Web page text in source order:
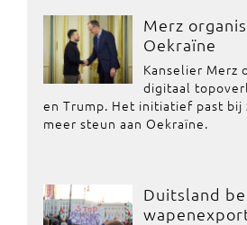
Merz
Oekraïne
Kanselier Merz
digitaal
en Trump. Het initiatief past
meer steun aan Oekraïne.
Duitsland